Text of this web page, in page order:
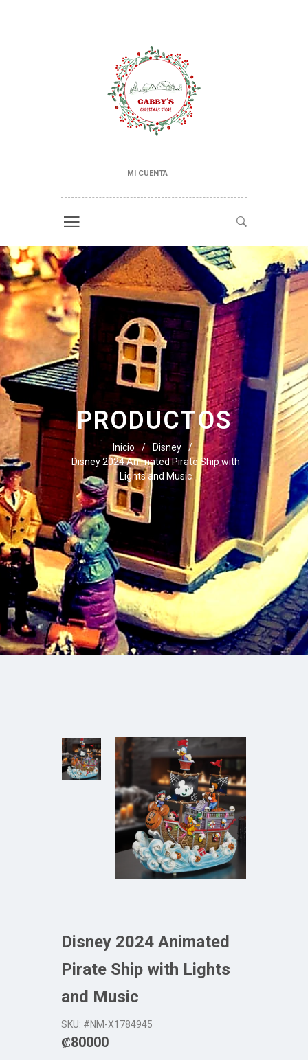
MI CUENTA
PRODUCTOS
Inicio / Disney
/
Disney 2024 Animated Pirate Ship with
Lights and Music
Disney 2024 Animated
Pirate Ship with Lights
and Music
SKU: #NM-X1784945
₡80000